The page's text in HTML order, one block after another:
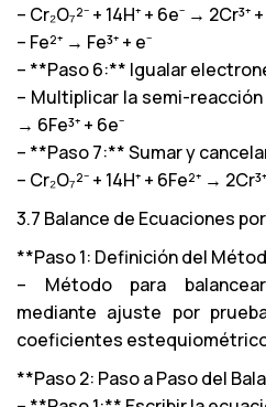
– Cr₂O₇²⁻ + 14H⁺ + 6e⁻ → 2Cr³⁺
– Fe²⁺ → Fe³⁺ + e⁻
– **Paso 6:** Igualar
– Multiplicar la semi-reacción
→ 6Fe³⁺ + 6e⁻
– **Paso 7:** Sumar y
– Cr₂O₇²⁻ + 14H⁺ + 6Fe²⁺ →
3.7 Balance de Ecuaciones
**Paso 1: Definición del
– Método para
mediante ajuste por
coeficientes
**Paso 2: Paso a Paso del